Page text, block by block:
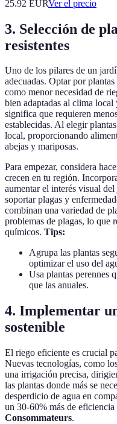
25.92 EURVer el precio
3. Selección de
resistentes
Uno de los pilares de un
adecuadas. Optar por
como menor necesidad de
bien adaptadas al clima
significa que requieren
establecidas. Al elegir
local, proporcionando
abejas y mariposas.
Para empezar, considera
crecen en tu región.
aumentar el interés visual
soportar plagas y
combinan una variedad de
problemas de plagas, lo que
químicos. Tips:
Agrupa las plantas
optimizar el uso del
Usa plantas perennes
que las anuales.
4. Implementar
sostenible
El riego eficiente es crucial
Nuevas tecnologías, como
una irrigación precisa,
las plantas donde más se
desperdicio de agua en
un 30-60% más de eficiencia
Consommateurs.